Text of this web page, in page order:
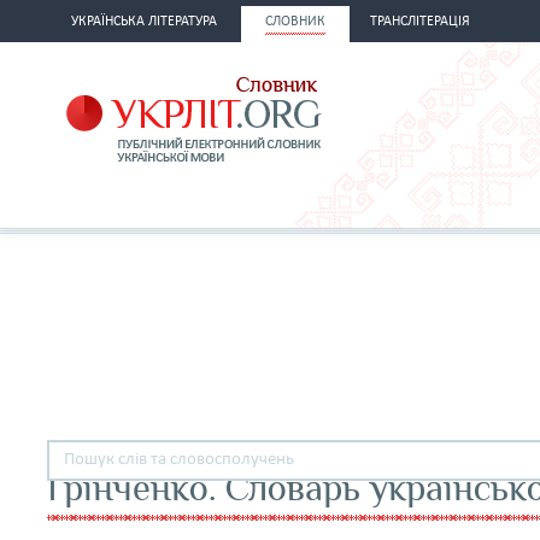
УКРАЇНСЬКА ЛІТЕРАТУРА СЛОВНИК ТРАНСЛІТЕРАЦІЯ
Грінченко. Словарь